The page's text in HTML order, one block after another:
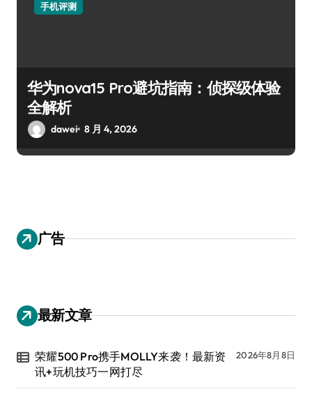
手机评测
华为nova15 Pro避坑指南：侦探级体验
全解析
dawei 8 月 4, 2026
广告
最新文章
荣耀500 Pro携手MOLLY来袭！最新资
讯+玩机技巧一网打尽
2026年8月8日